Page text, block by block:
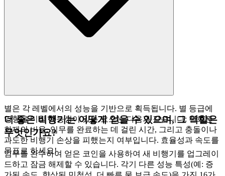
별은 각 레벨에서의 성능을 기반으로 획득됩니다. 별 등급에
영향을 미칠 가능성이 있는 요소는 다음과 같습니다: 진화된
화재의 비율, 임무를 완료하는 데 걸린 시간, 그리고 충돌이나
과도한 비행기 손상을 피했는지 여부입니다. 효율성과 속도를
목표로 하세요!
더 좋은 비행기는 어떻게 얻을 수 있으며, 그 역할은
무엇인가요?
임무를 완수하여 얻은 코인을 사용하여 새 비행기를 업그레이
드하고 잠금 해제할 수 있습니다. 각기 다른 성능 특성(예: 증